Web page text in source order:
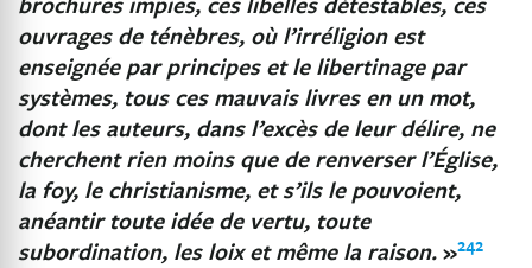
ouvrages de ténèbres, où l’irréligion est
enseignée par principes et le libertinage par
systèmes, tous ces mauvais livres en un mot,
dont les auteurs, dans l’excès de leur délire, ne
cherchent rien moins que de renverser l’Église,
la foy, le christianisme, et s’ils le pouvoient,
anéantir toute idée de vertu, toute
subordination, les loix et même la raison.»242